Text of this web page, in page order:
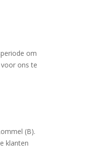
om
ons te
(B).
klanten